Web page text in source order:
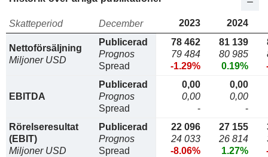
Skatteperiod December 2023 2024
Nettoförsäljning
Miljoner USD
Publicerad
Prognos
Spread
78 462
79 484
-1.29%
81 139
80 985
0.19%
EBITDA
Publicerad
Prognos
Spread
0,00
0,00
-
0,00
0,00
-
Rörelseresultat
(EBIT)
Miljoner USD
Publicerad
Prognos
Spread
22 096
24 033
-8.06%
27 155
26 814
1.27%